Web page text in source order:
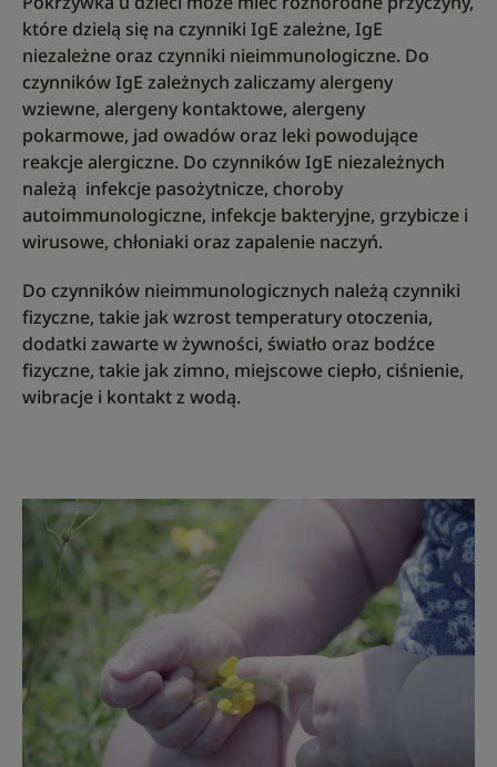
które dzielą się na czynniki IgE zależne, IgE
niezależne oraz czynniki nieimmunologiczne. Do
czynników IgE zależnych zaliczamy alergeny
wziewne, alergeny kontaktowe, alergeny
pokarmowe, jad owadów oraz leki powodujące
reakcje alergiczne. Do czynników IgE niezależnych
należą infekcje pasożytnicze, choroby
autoimmunologiczne, infekcje bakteryjne, grzybicze i
wirusowe, chłoniaki oraz zapalenie naczyń.
Do czynników nieimmunologicznych należą czynniki
fizyczne, takie jak wzrost temperatury otoczenia,
dodatki zawarte w żywności, światło oraz bodźce
fizyczne, takie jak zimno, miejscowe ciepło, ciśnienie,
wibracje i kontakt z wodą.